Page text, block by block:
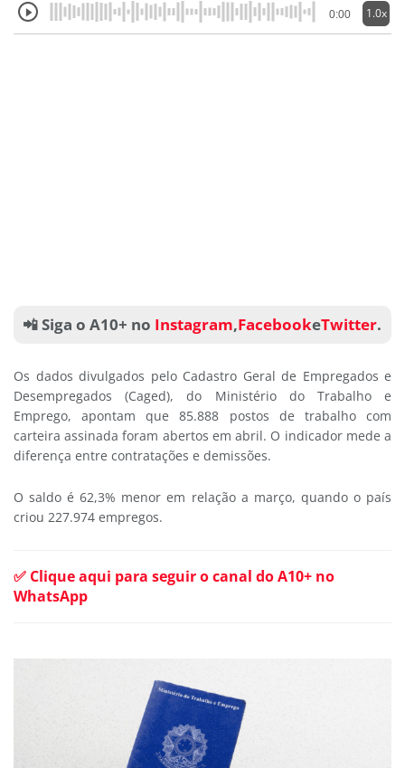
0:00 1.0x
📲 Siga o A10+ no Instagram,FacebookeTwitter.
Os dados divulgados pelo Cadastro Geral de Empregados e
Desempregados (Caged), do Ministério do Trabalho e
Emprego, apontam que 85.888 postos de trabalho com
carteira assinada foram abertos em abril. O indicador mede a
diferença entre contratações e demissões.
O saldo é 62,3% menor em relação a março, quando o país
criou 227.974 empregos.
✅ Clique aqui para seguir o canal do A10+ no
WhatsApp